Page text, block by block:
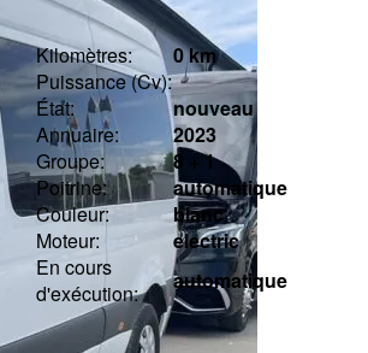
Kilomètres:
0 km
Puissance (Cv) :
État :
nouveau
Annuaire:
2023
Groupe:
8 + 1
Poitrine:
automatique
Couleur:
blanc
Moteur:
electric
En cours
d'exécution:
automatique